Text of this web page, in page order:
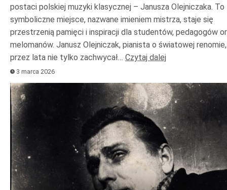
postaci polskiej muzyki klasycznej – Janusza Olejniczaka. To
symboliczne miejsce, nazwane imieniem mistrza, staje się
przestrzenią pamięci i inspiracji dla studentów, pedagogów
melomanów. Janusz Olejniczak, pianista o światowej renomie,
przez lata nie tylko zachwycał… Czytaj dalej
3 marca 2026
Odtwarzacz
plików
dźwiękowych